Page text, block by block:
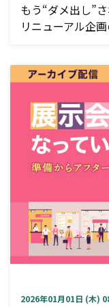
もう“ダメ出し”
リニューアル企
2026年01月01日 (木)